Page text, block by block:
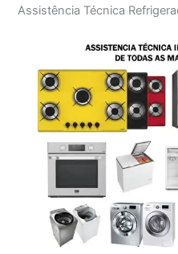
Assistência Técnica